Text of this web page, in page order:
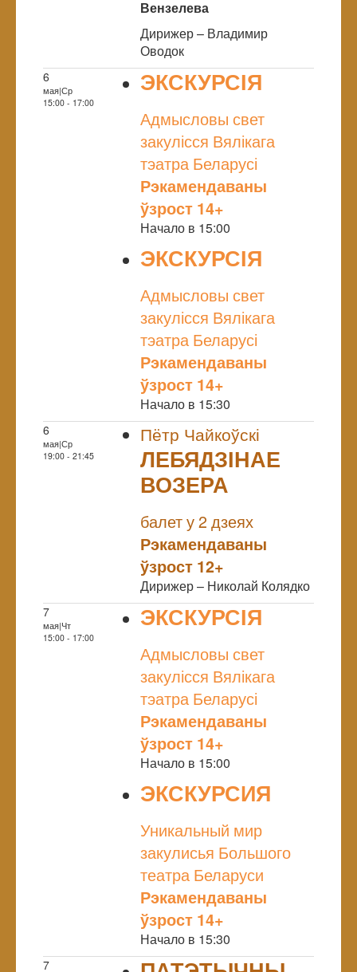
Вензелева
Дирижер – Владимир
Оводок
6
мая|Ср
15:00 - 17:00
ЭКСКУРСІЯ
Адмысловы свет
закулісся Вялікага
тэатра Беларусі
Рэкамендаваны
ўзрост 14+
Начало в 15:00
ЭКСКУРСІЯ
Адмысловы свет
закулісся Вялікага
тэатра Беларусі
Рэкамендаваны
ўзрост 14+
Начало в 15:30
6
мая|Ср
19:00 - 21:45
Пётр Чайкоўскі
ЛЕБЯДЗІНАЕ
ВОЗЕРА
балет у 2 дзеях
Рэкамендаваны
ўзрост 12+
Дирижер – Николай Колядко
7
мая|Чт
15:00 - 17:00
ЭКСКУРСІЯ
Адмысловы свет
закулісся Вялікага
тэатра Беларусі
Рэкамендаваны
ўзрост 14+
Начало в 15:00
ЭКСКУРСИЯ
Уникальный мир
закулисья Большого
театра Беларуси
Рэкамендаваны
ўзрост 14+
Начало в 15:30
7